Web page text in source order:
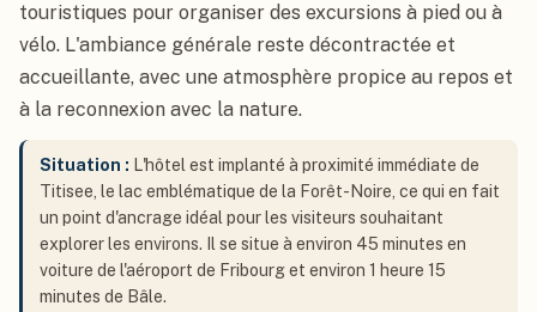
touristiques pour organiser des excursions à pied ou à
vélo. L'ambiance générale reste décontractée et
accueillante, avec une atmosphère propice au repos et
à la reconnexion avec la nature.
Situation : L'hôtel est implanté à proximité immédiate de
Titisee, le lac emblématique de la Forêt-Noire, ce qui en fait
un point d'ancrage idéal pour les visiteurs souhaitant
explorer les environs. Il se situe à environ 45 minutes en
voiture de l'aéroport de Fribourg et environ 1 heure 15
minutes de Bâle.